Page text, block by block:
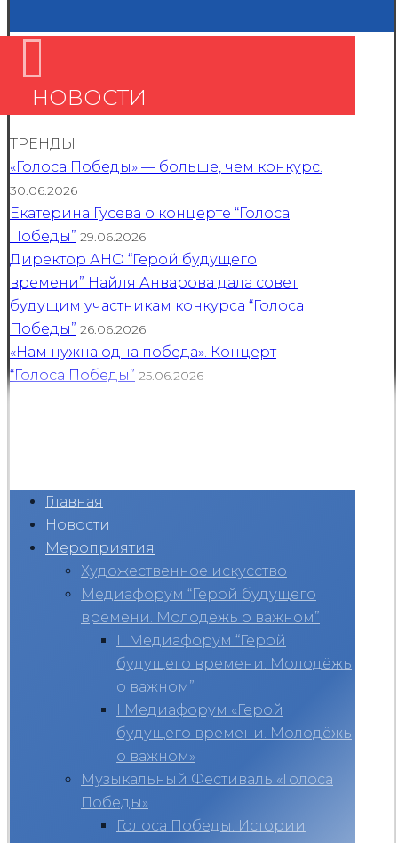
НОВОСТИ
ТРЕНДЫ
«Голоса Победы» — больше, чем конкурс.
30.06.2026
Екатерина Гусева о концерте “Голоса
Победы” 29.06.2026
Директор АНО “Герой будущего
времени” Найля Анварова дала совет
будущим участникам конкурса “Голоса
Победы” 26.06.2026
«Нам нужна одна победа». Концерт
“Голоса Победы” 25.06.2026
Главная
Новости
Мероприятия
Художественное искусство
Медиафорум “Герой будущего
времени. Молодёжь о важном”
II Медиафорум “Герой
будущего времени. Молодёжь
о важном”
I Медиафорум «Герой
будущего времени. Молодёжь
о важном»
Музыкальный Фестиваль «Голоса
Победы»
Голоса Победы. Истории